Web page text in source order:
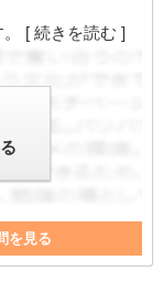
[ 続きを読む ]
を見る
さん
家